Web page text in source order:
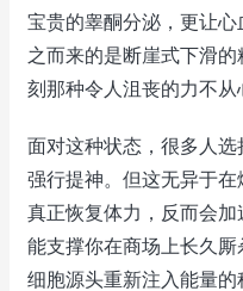
宝贵的睾酮分泌，更让
之而来的是断崖式下滑
刻那种令人沮丧的力不从
面对这种状态，很多人
强行提神。但这无异于
真正恢复体力，反而会
能支撑你在商场上长久
细胞源头重新注入能量